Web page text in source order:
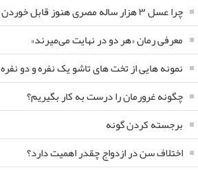
چرا عسل ۳ هزار ساله‌ مصری هنوز قابل خوردن است؟
معرفی رمان «هر دو در نهایت می‌میرند»
نمونه هایی از تخت های تاشو یک نفره و دو نفره
چگونه غرورمان را درست به کار بگیریم؟
برجسته کردن گونه
اختلاف سن در ازدواج چقدر اهمیت دارد؟